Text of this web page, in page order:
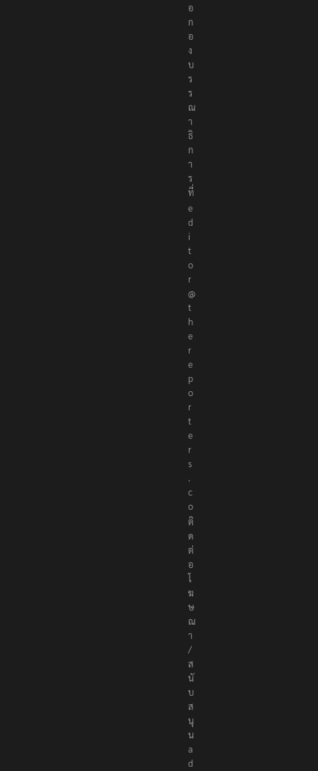
ก
อ
ง
บ
ร
ร
ณ
า
ธิ
ก
า
ร
ที่
e
d
i
t
o
r
@
t
h
e
r
e
p
o
r
t
e
r
s
.
c
o
ติ
ด
ต่
อ
โ
ฆ
ษ
ณ
า
/
ส
นั
บ
ส
นุ
น
a
d
v